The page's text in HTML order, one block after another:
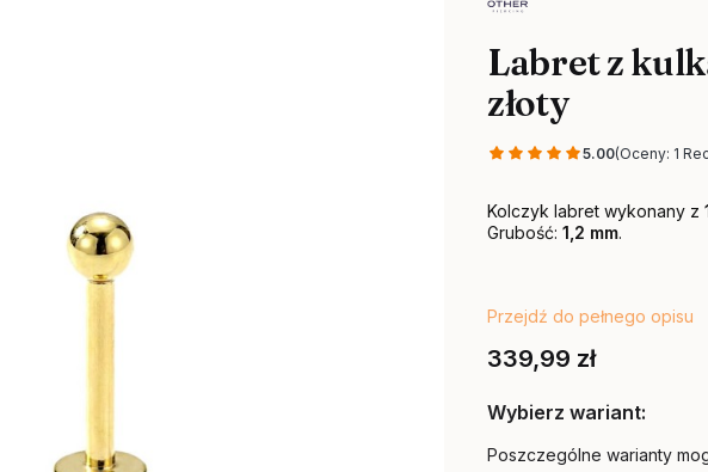
Labret z
złoty
5.00(Oceny: 1
Kolczyk labret wykonany z
Grubość: 1,2 mm.
Przejdź do pełnego opisu
Cena
339,99 zł
Wybierz wariant:
Poszczególne warianty